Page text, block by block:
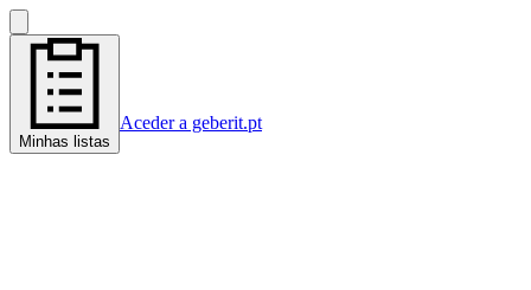
Minhas listas
Aceder a geberit.pt